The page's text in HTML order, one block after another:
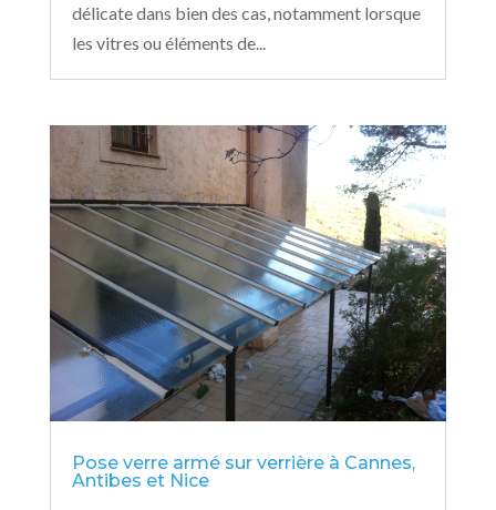
délicate dans bien des cas, notamment lorsque
les vitres ou éléments de...
Pose verre armé sur verrière à Cannes,
Antibes et Nice